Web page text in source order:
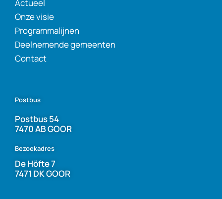
Actueel
Onze visie
Programmalijnen
Deelnemende gemeenten
Contact
Postbus
Postbus 54
7470 AB GOOR
Bezoekadres
De Höfte 7
7471 DK GOOR